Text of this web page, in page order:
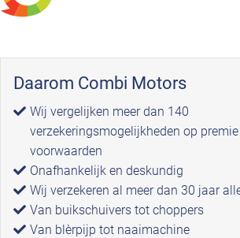
Daarom Combi Motors
Wij vergelijken meer dan 140
verzekeringsmogelijkheden op premie
voorwaarden
Onafhankelijk en deskundig
Wij verzekeren al meer dan 30 jaar
Van buikschuivers tot choppers
Van blèrpijp tot naaimachine